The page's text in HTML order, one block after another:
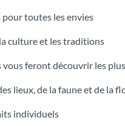
toutes les envies
culture et les traditions
vous feront découvrir les
lieux, de la faune et de la
individuels